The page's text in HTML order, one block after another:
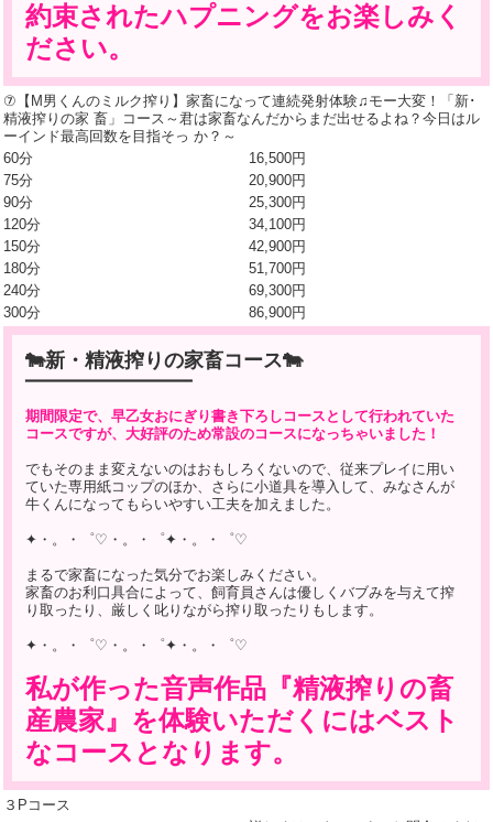
約束されたハプニングをお楽しみく
ださい。
⑦【М男くんのミルク搾り】家畜になって連続発射体験♫モー大変！「新･
精液搾りの家 畜」コース～君は家畜なんだからまだ出せるよね？今日はル
ーインド最高回数を目指そっ か？～
60分
16,500円
75分
20,900円
90分
25,300円
120分
34,100円
150分
42,900円
180分
51,700円
240分
69,300円
300分
86,900円
🐄新・精液搾りの家畜コース🐄
━━━━━━━━━━━━━━━━━━━
期間限定で、早乙女おにぎり書き下ろしコースとして行われていた
コースですが、大好評のため常設のコースになっちゃいました！
でもそのまま変えないのはおもしろくないので、従来プレイに用い
ていた専用紙コップのほか、さらに小道具を導入して、みなさんが
牛くんになってもらいやすい工夫を加えました。
✦・。・゜♡・。・゜✦・。・゜♡
まるで家畜になった気分でお楽しみください。
家畜のお利口具合によって、飼育員さんは優しくバブみを与えて搾
り取ったり、厳しく叱りながら搾り取ったりもします。
✦・。・゜♡・。・゜✦・。・゜♡
私が作った音声作品『精液搾りの畜
産農家』を体験いただくにはベスト
なコースとなります。
３Pコース